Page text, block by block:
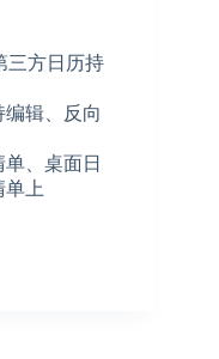
三方日历持
辑、反向
、桌面日
单上